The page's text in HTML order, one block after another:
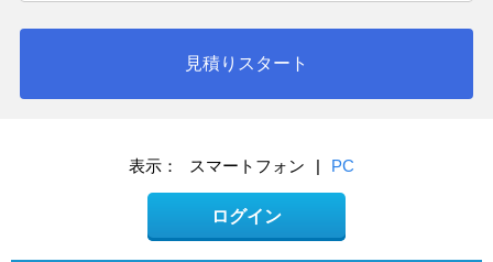
見積りスタート
表示： スマートフォン | PC
ログイン